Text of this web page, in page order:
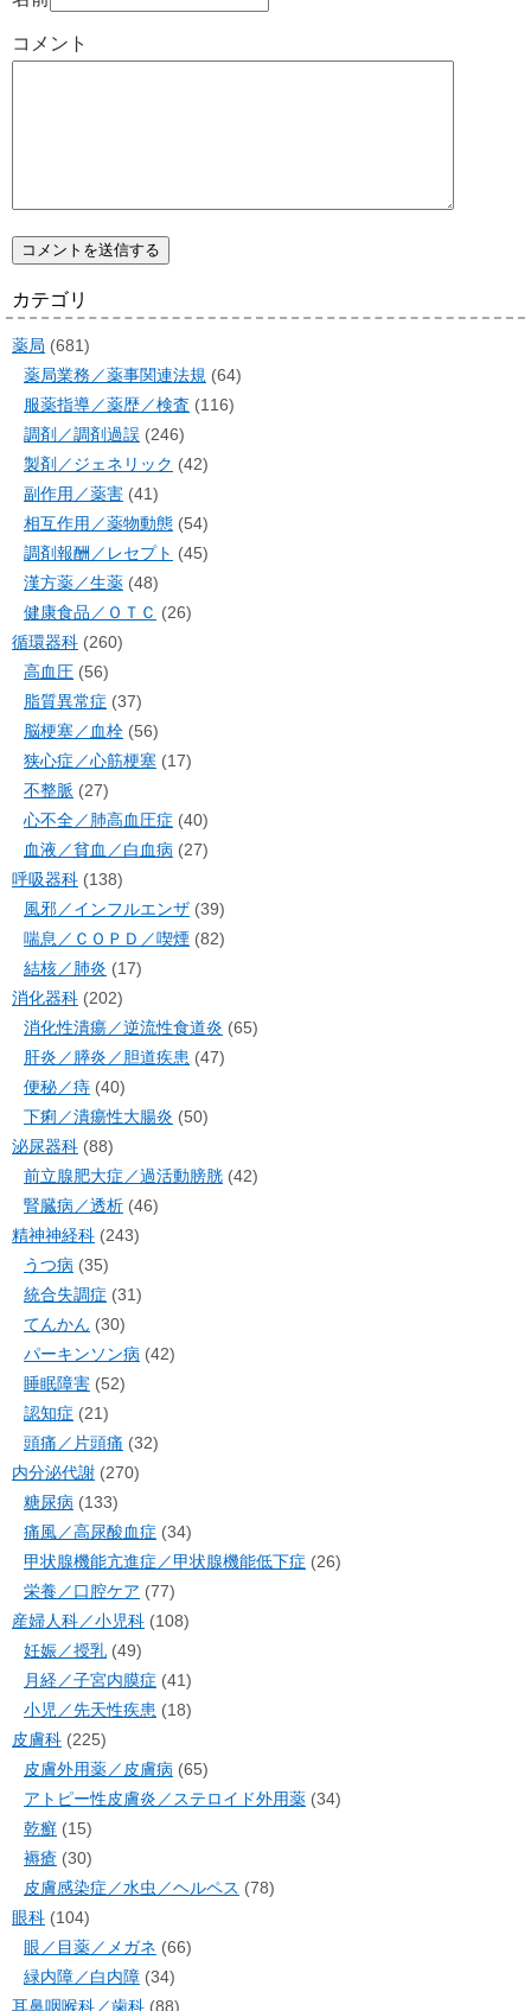
コメント
カテゴリ
薬局 (681)
薬局業務／薬事関連法規 (64)
服薬指導／薬歴／検査 (116)
調剤／調剤過誤 (246)
製剤／ジェネリック (42)
副作用／薬害 (41)
相互作用／薬物動態 (54)
調剤報酬／レセプト (45)
漢方薬／生薬 (48)
健康食品／ＯＴＣ (26)
循環器科 (260)
高血圧 (56)
脂質異常症 (37)
脳梗塞／血栓 (56)
狭心症／心筋梗塞 (17)
不整脈 (27)
心不全／肺高血圧症 (40)
血液／貧血／白血病 (27)
呼吸器科 (138)
風邪／インフルエンザ (39)
喘息／ＣＯＰＤ／喫煙 (82)
結核／肺炎 (17)
消化器科 (202)
消化性潰瘍／逆流性食道炎 (65)
肝炎／膵炎／胆道疾患 (47)
便秘／痔 (40)
下痢／潰瘍性大腸炎 (50)
泌尿器科 (88)
前立腺肥大症／過活動膀胱 (42)
腎臓病／透析 (46)
精神神経科 (243)
うつ病 (35)
統合失調症 (31)
てんかん (30)
パーキンソン病 (42)
睡眠障害 (52)
認知症 (21)
頭痛／片頭痛 (32)
内分泌代謝 (270)
糖尿病 (133)
痛風／高尿酸血症 (34)
甲状腺機能亢進症／甲状腺機能低下症 (26)
栄養／口腔ケア (77)
産婦人科／小児科 (108)
妊娠／授乳 (49)
月経／子宮内膜症 (41)
小児／先天性疾患 (18)
皮膚科 (225)
皮膚外用薬／皮膚病 (65)
アトピー性皮膚炎／ステロイド外用薬 (34)
乾癬 (15)
褥瘡 (30)
皮膚感染症／水虫／ヘルペス (78)
眼科 (104)
眼／目薬／メガネ (66)
緑内障／白内障 (34)
耳鼻咽喉科／歯科 (88)